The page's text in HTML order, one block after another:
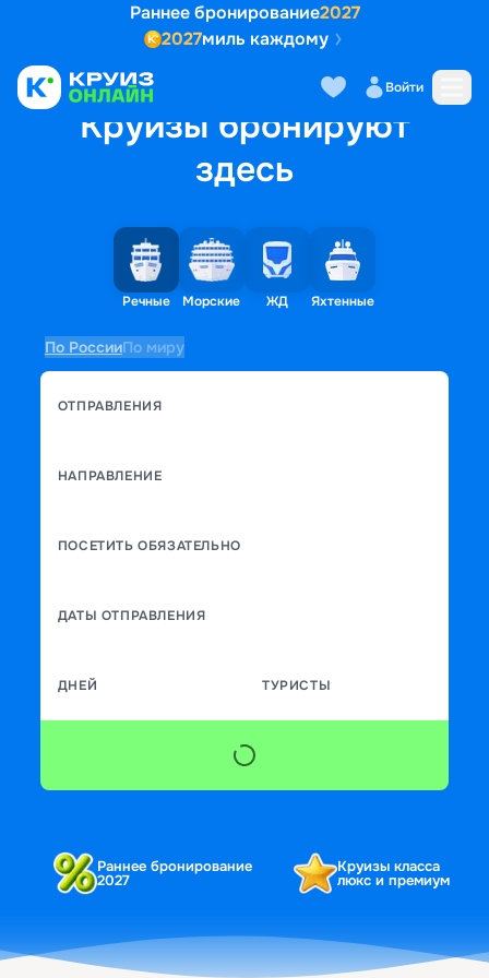
Раннее бронирование2027
2027миль каждому
Войти
Круизы бронируют
здесь
Речные Морские ЖД Яхтенные
По РоссииПо миру
ОТПРАВЛЕНИЯ
НАПРАВЛЕНИЕ
ПОСЕТИТЬ ОБЯЗАТЕЛЬНО
ДАТЫ ОТПРАВЛЕНИЯ
ДНЕЙ ТУРИСТЫ
Раннее бронирование
2027
Круизы класса
люкс и премиум